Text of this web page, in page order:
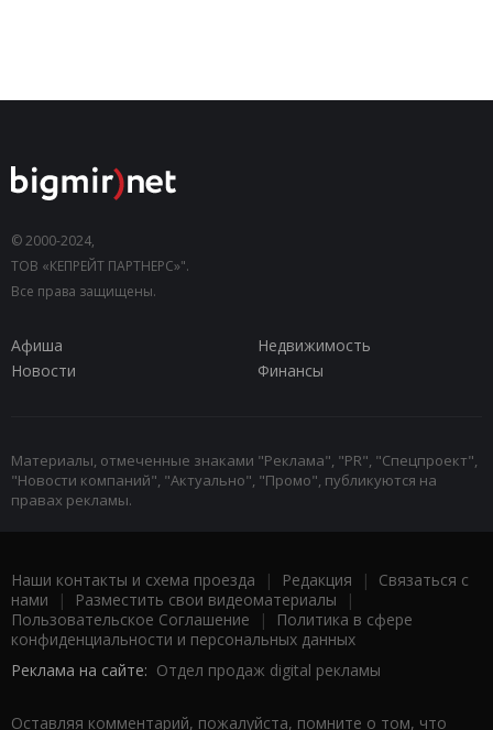
© 2000-2024,
ТОВ «КЕПРЕЙТ ПАРТНЕРС»".
Все права защищены.
Афиша
Недвижимость
Новости
Финансы
Материалы, отмеченные знаками "Реклама", "PR", "Спецпроект",
"Новости компаний", "Актуально", "Промо", публикуются на
правах рекламы.
Наши контакты и схема проезда | Редакция | Связаться с
нами | Разместить свои видеоматериалы |
Пользовательское Соглашение |
Политика в сфере
конфиденциальности и персональных данных
Реклама на сайте: Отдел продаж digital рекламы
Оставляя комментарий, пожалуйста, помните о том, что